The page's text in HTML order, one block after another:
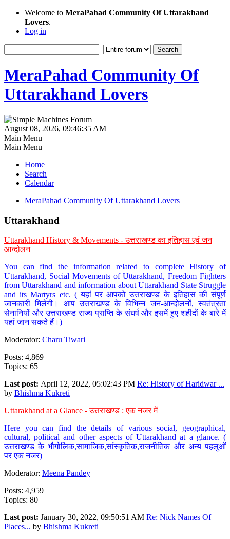
Welcome to MeraPahad Community Of Uttarakhand
Lovers.
Log in
MeraPahad Community Of
Uttarakhand Lovers
August 08, 2026, 09:46:35 AM
Main Menu
Main Menu
Home
Search
Calendar
MeraPahad Community Of Uttarakhand Lovers
Uttarakhand
Uttarakhand History & Movements - उत्तराखण्ड का इतिहास एवं जन
आन्दोलन
You can find the information related to complete History of
Uttarakhand, Social Movements of Uttarakhand, Freedom Fighters
from Uttarakhand and information about Uttarakhand State Struggle
and its Martyrs etc. ( यहां पर आपको उत्तराखण्ड के इतिहास की संपूर्ण
जानकारी मिलेगी। आप उत्तराखण्ड के विभिन्न जन-आन्दोलनों, स्वतंत्रता
सेनानियों और उत्तराखण्ड राज्य प्राप्ति के संघर्ष और इसमें हुए शहीदों के बारे में
यहां जान सकते हैं।)
Moderator: Charu Tiwari
Posts: 4,869
Topics: 65
Last post: April 12, 2022, 05:02:43 PM Re: History of Haridwar ...
by Bhishma Kukreti
Uttarakhand at a Glance - उत्तराखण्ड : एक नजर में
Here you can find the details of various social, geographical,
cultural, political and other aspects of Uttarakhand at a glance. (
उत्तराखण्ड के भौगोलिक,सामाजिक,सांस्कृतिक,राजनीतिक और अन्य पहलुओं
पर एक नजर)
Moderator: Meena Pandey
Posts: 4,959
Topics: 80
Last post: January 30, 2022, 09:50:51 AM Re: Nick Names Of
Places... by Bhishma Kukreti